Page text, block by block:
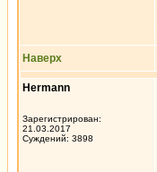
Наверх
Hermann
Зарегистрирован:
21.03.2017
Суждений: 3898